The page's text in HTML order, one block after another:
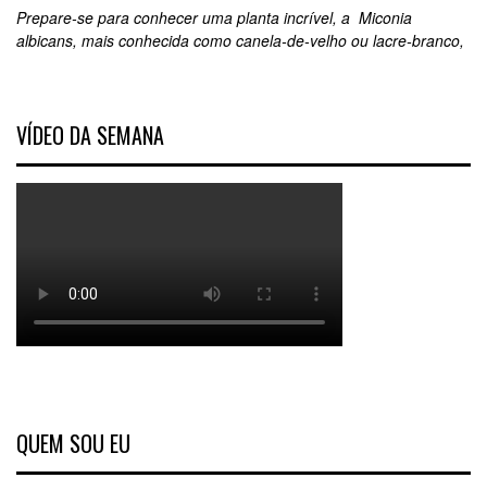
Prepare-se para conhecer uma planta incrível, a Miconia
albicans, mais conhecida como canela-de-velho ou lacre-branco,
VÍDEO DA SEMANA
QUEM SOU EU